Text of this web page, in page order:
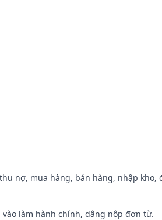
nợ, mua hàng, bán hàng, nhập
làm hành chính, dâng nộp đơn từ.